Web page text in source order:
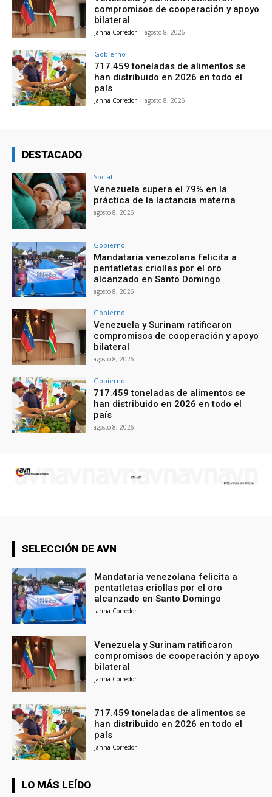
compromisos de cooperación y apoyo
bilateral
Janna Corredor - agosto 8, 2026
Gobierno
717.459 toneladas de alimentos se
han distribuido en 2026 en todo el
país
Janna Corredor - agosto 8, 2026
DESTACADO
Social
Venezuela supera el 79% en la
práctica de la lactancia materna
agosto 8, 2026
Gobierno
Mandataria venezolana felicita a
pentatletas criollas por el oro
alcanzado en Santo Domingo
agosto 8, 2026
Gobierno
Venezuela y Surinam ratificaron
compromisos de cooperación y apoyo
bilateral
agosto 8, 2026
Gobierno
717.459 toneladas de alimentos se
han distribuido en 2026 en todo el
país
agosto 8, 2026
SELECCIÓN DE AVN
Mandataria venezolana felicita a
pentatletas criollas por el oro
alcanzado en Santo Domingo
Janna Corredor
Venezuela y Surinam ratificaron
compromisos de cooperación y apoyo
bilateral
Janna Corredor
717.459 toneladas de alimentos se
han distribuido en 2026 en todo el
país
Janna Corredor
LO MÁS LEÍDO